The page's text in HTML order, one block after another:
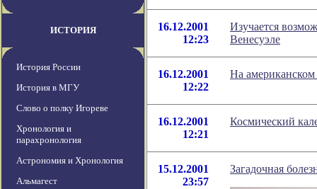
ИСТОРИЯ
История России
История в МГУ
Слово о полку Игореве
Хронология и
парахронология
Астрономия и Хронология
Альмагест
16.12.2001
12:23
Изучается
Венесуэле
16.12.2001
12:22
На американском
16.12.2001
12:21
Космический
15.12.2001
23:57
Загадочная